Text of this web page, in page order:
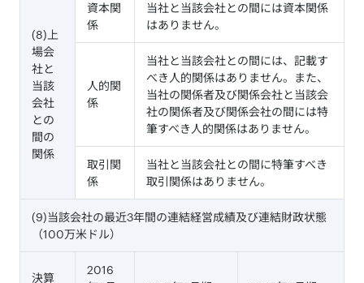
(8)上
場会
社と
当該
会社
との
間の
関係
資本関
係
当社と当該会社との間には資本関係
はありません。
人的関
係
当社と当該会社との間には、記載す
べき人的関係はありません。また、
当社の関係者及び関係会社と当該会
社の関係者及び関係会社の間には特
筆すべき人的関係はありません。
取引関
係
当社と当該会社との間に特筆すべき
取引関係はありません。
(9)当該会社の最近3年間の連結経営成績及び連結財政状態
（100万米ドル）
決算
2016